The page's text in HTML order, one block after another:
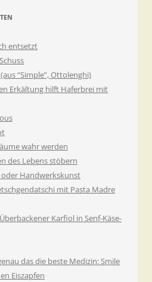
entsetzt
“Simple”, Ottolenghi)
Erkältung hilft Haferbrei mit
wahr werden
des Lebens stöbern
Handwerkskunst
mit Pasta Madre
Überbackener Karfiol in Senf-Käse-
das die beste Medizin: Smile
Eiszapfen